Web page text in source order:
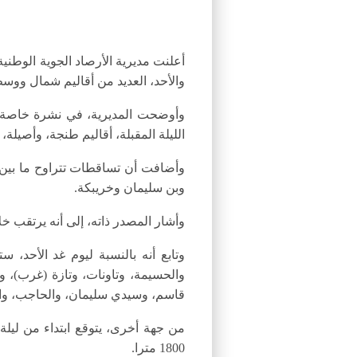
والأحد، العديد من أقاليم شمال
الليلة المقبلة، أقاليم طنجة،
وبن سليمان وخريبكة.
وأشار المصدر ذاته، إلى أنه يرتقب
قاسم، وسيدي سليمان، والحاجب،
من جهة أخرى، يتوقع ابتداء من
1800 مترا.